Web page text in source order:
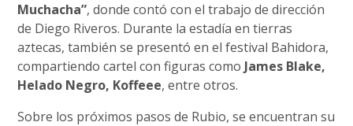
Muchacha”, donde contó con el trabajo de dirección
de Diego Riveros. Durante la estadía en tierras
aztecas, también se presentó en el festival Bahidora,
compartiendo cartel con figuras como James Blake,
Helado Negro, Koffeee, entre otros.
Sobre los próximos pasos de Rubio, se encuentran su